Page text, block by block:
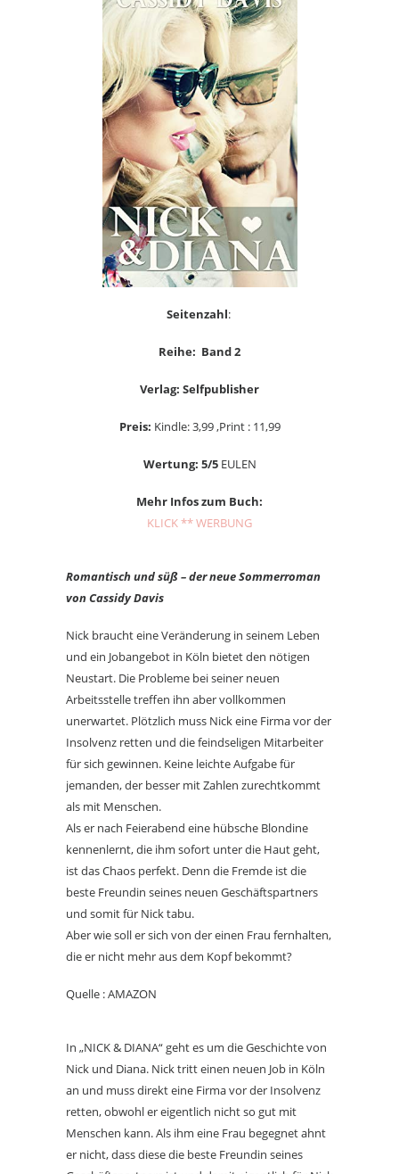
Seitenzahl:
Reihe: Band 2
Verlag: Selfpublisher
Preis: Kindle: 3,99 ,Print : 11,99
Wertung: 5/5EULEN
Mehr Infos zum Buch:
KLICK ** WERBUNG
Romantisch und süß – der neue Sommerroman
von Cassidy Davis
Nick braucht eine Veränderung in seinem Leben
und ein Jobangebot in Köln bietet den nötigen
Neustart. Die Probleme bei seiner neuen
Arbeitsstelle treffen ihn aber vollkommen
unerwartet. Plötzlich muss Nick eine Firma vor der
Insolvenz retten und die feindseligen Mitarbeiter
für sich gewinnen. Keine leichte Aufgabe für
jemanden, der besser mit Zahlen zurechtkommt
als mit Menschen.
Als er nach Feierabend eine hübsche Blondine
kennenlernt, die ihm sofort unter die Haut geht,
ist das Chaos perfekt. Denn die Fremde ist die
beste Freundin seines neuen Geschäftspartners
und somit für Nick tabu.
Aber wie soll er sich von der einen Frau fernhalten,
die er nicht mehr aus dem Kopf bekommt?
Quelle : AMAZON
In „NICK & DIANA“ geht es um die Geschichte von
Nick und Diana. Nick tritt einen neuen Job in Köln
an und muss direkt eine Firma vor der Insolvenz
retten, obwohl er eigentlich nicht so gut mit
Menschen kann. Als ihm eine Frau begegnet ahnt
er nicht, dass diese die beste Freundin seines